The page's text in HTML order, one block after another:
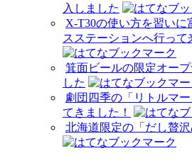
入しました
X-T30の使い方を習い
スステーションへ行って
箕面ビールの限定オー
した
劇団四季の「リトルマ
てきました！
北海道限定の「だし贅